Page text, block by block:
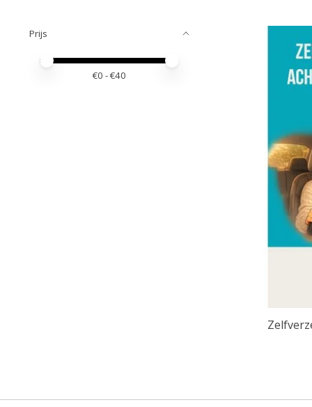
Prijs
Minimale prijswaarde
Price maximum value
€0 - €40